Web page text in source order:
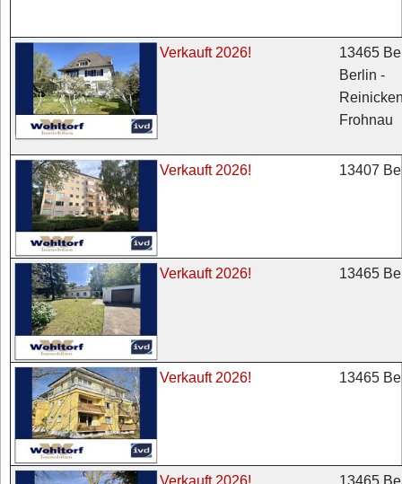
Verkauft 2026!
13465
Berlin -
Frohnau
Verkauft 2026! 13407
Verkauft 2026! 13465
Verkauft 2026! 13465
Verkauft 2026!